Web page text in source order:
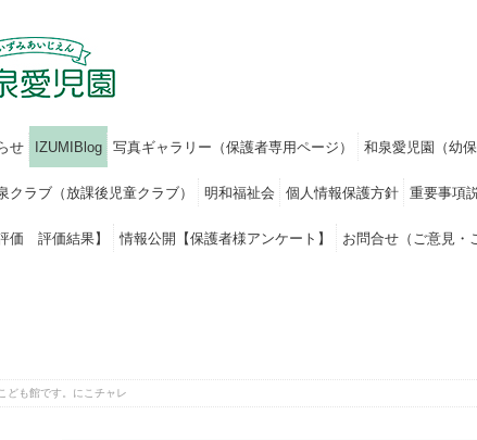
せ IZUMIBlog 写真ギャラリー（保護者専用ページ） 和泉愛児園（幼
クラブ（放課後児童クラブ） 明和福祉会 個人情報保護方針 重要事項
価 評価結果】 情報公開【保護者様アンケート】 お問合せ（ご意見・
ども館です。にこチャレ